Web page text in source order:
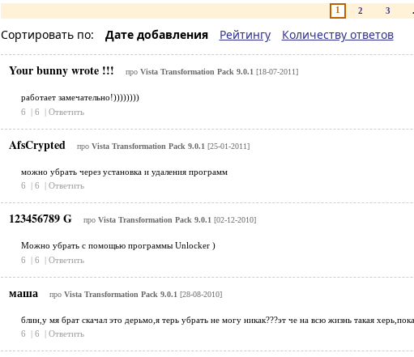
1 2 3
Сортировать по: Дате добавления Рейтингу Количеству ответов
Your bunny wrote !!! про Vista Transformation Pack 9.0.1 [18-07-2011]
работает замечательно!))))))))
6
| 6 | Ответить
AfsCrypted про Vista Transformation Pack 9.0.1 [25-01-2011]
можно убрать через установка и удаления программ
6
| 6 | Ответить
123456789 G про Vista Transformation Pack 9.0.1 [02-12-2010]
Можно убрать с помощью программы Unlocker )
6
| 6 | Ответить
маша про Vista Transformation Pack 9.0.1 [28-08-2010]
блин,у мя брат скачал это дерьмо,я терь убрать не могу никак???эт че на всю жизнь такая
6
| 6 | Ответить